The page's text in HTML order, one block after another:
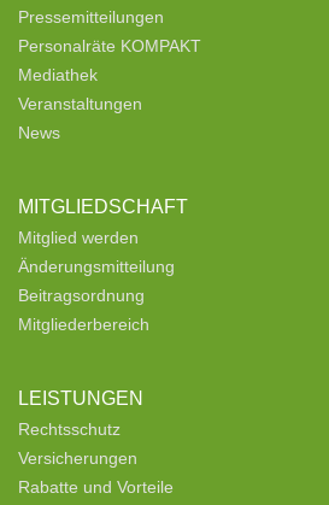
Pressemitteilungen
Personalräte KOMPAKT
Mediathek
Veranstaltungen
News
MITGLIEDSCHAFT
Mitglied werden
Änderungsmitteilung
Beitragsordnung
Mitgliederbereich
LEISTUNGEN
Rechtsschutz
Versicherungen
Rabatte und Vorteile